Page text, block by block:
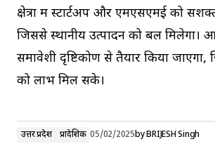
क्षेत्रों में स्टार्टअप और एमएसएमई को
जिससे स्थानीय उत्पादन को बल मिलेगा।
समावेशी दृष्टिकोण से तैयार किया जाएगा,
को लाभ मिल सके।
उत्तर प्रदेश प्रादेशिक 05/02/2025byBRIJESH Singh